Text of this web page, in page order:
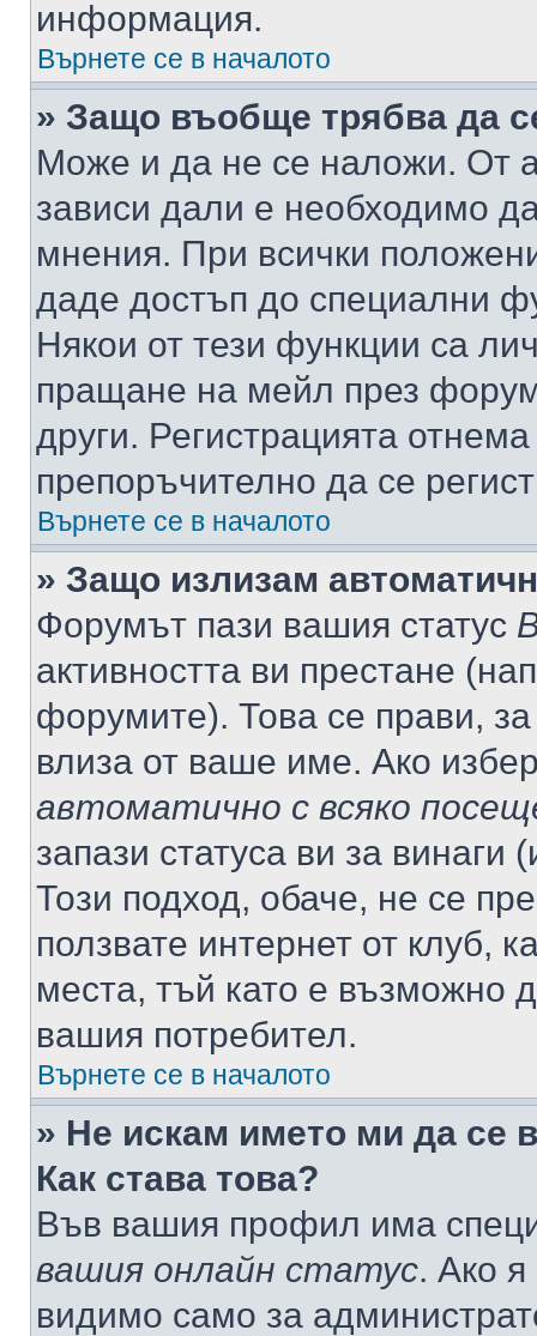
информация.
Върнете се в началото
» Защо въобще трябва да
Може и да не се наложи. От
зависи дали е необходимо
мнения. При всички
даде достъп до специални
Някои от тези функции са
пращане на мейл през
други. Регистрацията
препоръчително да се
Върнете се в началото
» Защо излизам
Форумът пази вашия статус
активността ви престане
форумите). Това се прави,
влиза от ваше име. Ако
автоматично с всяко
запази статуса ви за винаги
Този подход, обаче, не се
ползвате интернет от клуб,
места, тъй като е възможно
вашия потребител.
Върнете се в началото
» Не искам името ми да се
Как става това?
Във вашия профил има
вашия онлайн статус. Ако
видимо само за